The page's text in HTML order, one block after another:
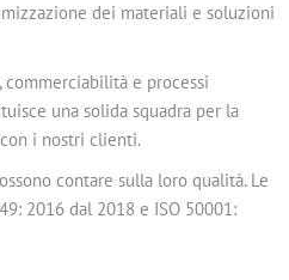
dei materiali e soluzioni
e processi
una solida squadra per la
i nostri clienti.
contare sulla loro qualità. Le
2016 dal 2018 e ISO 50001: